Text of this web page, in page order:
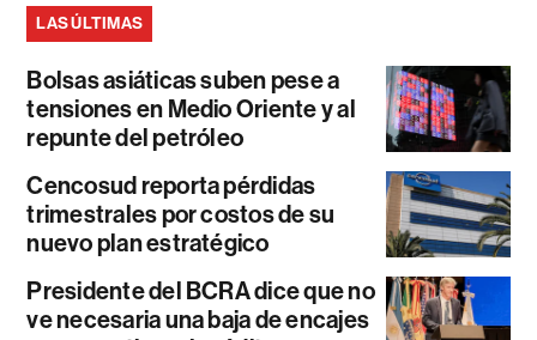
LAS ÚLTIMAS
Bolsas asiáticas suben pese a
tensiones en Medio Oriente y al
repunte del petróleo
Cencosud reporta pérdidas
trimestrales por costos de su
nuevo plan estratégico
Presidente del BCRA dice que no
ve necesaria una baja de encajes